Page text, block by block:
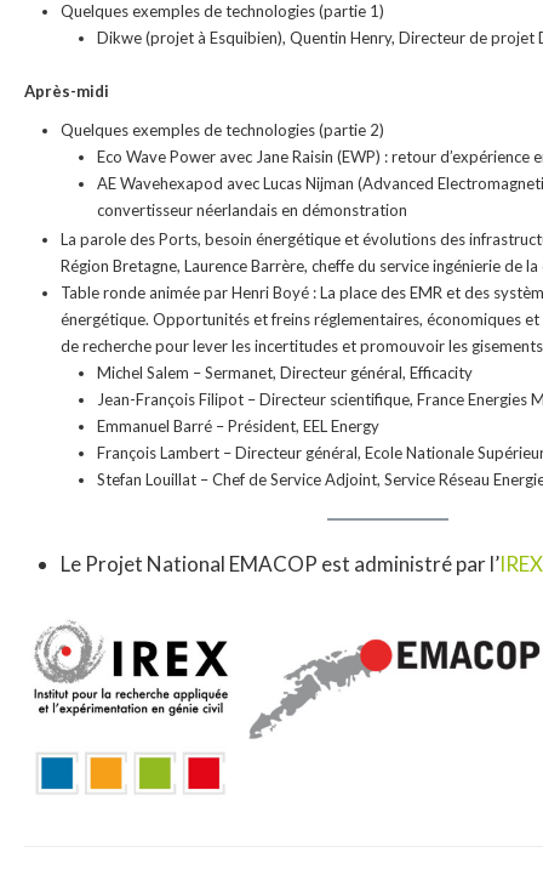
Quelques exemples de technologies (partie 1)
Dikwe (projet à Esquibien), Quentin Henry, Directeur de projet
Après-midi
Quelques exemples de technologies (partie 2)
Eco Wave Power avec Jane Raisin (EWP) : retour d’expérience
AE Wavehexapod avec Lucas Nijman (Advanced
convertisseur néerlandais en démonstration
La parole des Ports, besoin énergétique et évolutions des
Région Bretagne, Laurence Barrère, cheffe du service ingénierie de
Table ronde animée par Henri Boyé : La place des EMR et des
énergétique. Opportunités et freins réglementaires, économiques et
de recherche pour lever les incertitudes et promouvoir les
Michel Salem – Sermanet, Directeur général, Efficacity
Jean-François Filipot – Directeur scientifique, France Energies
Emmanuel Barré – Président, EEL Energy
François Lambert – Directeur général, Ecole Nationale
Stefan Louillat – Chef de Service Adjoint, Service Réseau
Le Projet National EMACOP est administré par l’IREX